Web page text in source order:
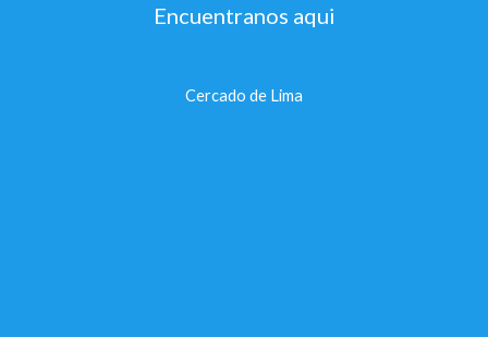
Encuentranos aqui
Cercado de Lima